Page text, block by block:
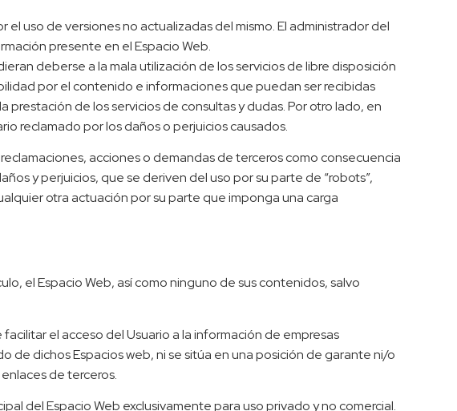
uso de versiones no actualizadas del mismo. El administrador del
presente en el Espacio Web.
deberse a la mala utilización de los servicios de libre disposición
por el contenido e informaciones que puedan ser recibidas
de los servicios de consultas y dudas. Por otro lado, en
reclamado por los daños o perjuicios causados.
acciones o demandas de terceros como consecuencia
y perjuicios, que se deriven del uso por su parte de “robots”,
otra actuación por su parte que imponga una carga
el Espacio Web, así como ninguno de sus contenidos, salvo
el acceso del Usuario a la información de empresas
dichos Espacios web, ni se sitúa en una posición de garante ni/o
de terceros.
del Espacio Web exclusivamente para uso privado y no comercial.